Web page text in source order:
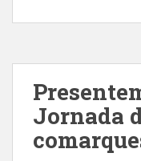
Jornada